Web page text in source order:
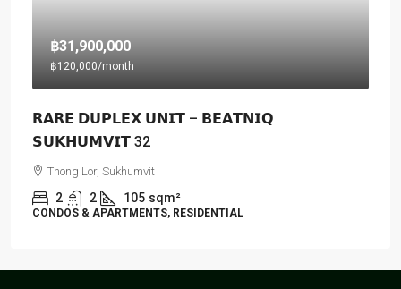
฿31,900,000
฿120,000/month
𝗥𝗔𝗥𝗘 𝗗𝗨𝗣𝗟𝗘𝗫 𝗨𝗡𝗜𝗧 – 𝗕𝗘𝗔𝗧𝗡𝗜𝗤
𝗦𝗨𝗞𝗛𝗨𝗠𝗩𝗜𝗧 32
Thong Lor, Sukhumvit
2 2 105 sqm²
CONDOS & APARTMENTS, RESIDENTIAL